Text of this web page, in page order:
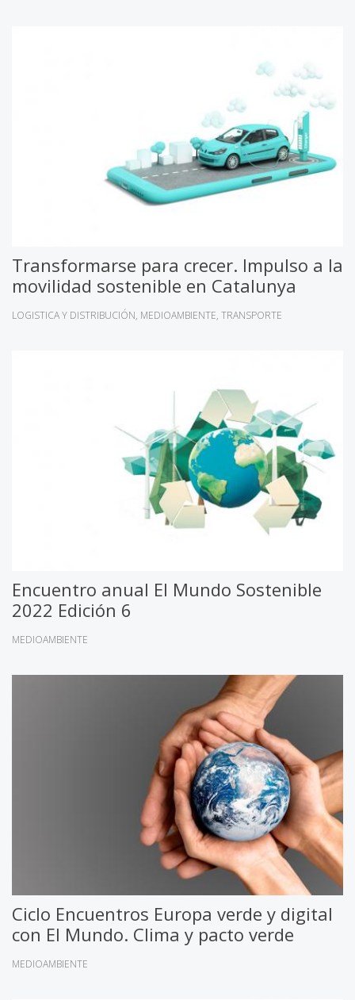
Transformarse para crecer. Impulso a la
movilidad sostenible en Catalunya
LOGISTICA Y DISTRIBUCIÓN MEDIOAMBIENTE TRANSPORTE
Encuentro anual El Mundo Sostenible
2022 Edición 6
MEDIOAMBIENTE
Ciclo Encuentros Europa verde y digital
con El Mundo. Clima y pacto verde
MEDIOAMBIENTE